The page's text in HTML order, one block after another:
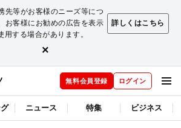
先等がお客様のニーズ等につ
お客様にお勧めの広告を表示
する場合があります。
詳しくはこちら
×
無料会員登録 ログイン
ニュース 特集 ビジネス